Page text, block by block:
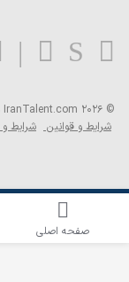
اطلاع‌رسانی شغلی
بلاگ
© 2026 IranTalent.com
شرایط و قوانین شرایط
صفحه اصلی